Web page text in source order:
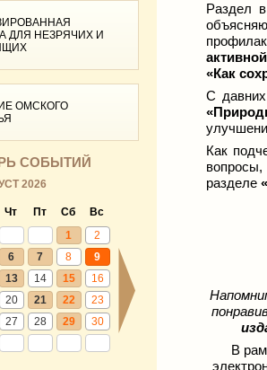
ДЛЯ НЕЗРЯЧИХ И
ОМСКОГО
СОБЫТИЙ
2026
Чт Пт Сб
Вс
1
2
6 7 8
9
13 14 15
16
20 21 22
23
27 28 29
30
Раздел
активной
«Как
С
Как
разделе
В